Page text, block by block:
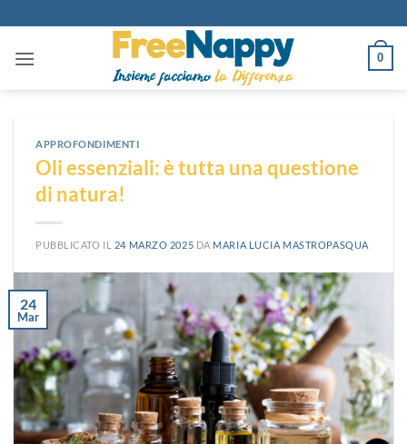
contenuti
0
APPROFONDIMENTI
Oli essenziali: è tutta una questione
di natura!
PUBBLICATO IL 24 MARZO 2025 DA MARIA LUCIA MASTROPASQUA
24
Mar